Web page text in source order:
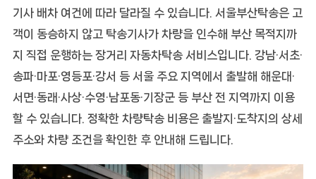
기사 배차 여건에 따라 달라질 수 있습니다. 서울부산탁송은 고
객이 동승하지 않고 탁송기사가 차량을 인수해 부산 목적지까
지 직접 운행하는 장거리 자동차탁송 서비스입니다. 강남·서초·
송파·마포·영등포·강서 등 서울 주요 지역에서 출발해 해운대·
서면·동래·사상·수영·남포동·기장군 등 부산 전 지역까지 이용
할 수 있습니다. 정확한 차량탁송 비용은 출발지·도착지의 상세
주소와 차량 조건을 확인한 후 안내해 드립니다.